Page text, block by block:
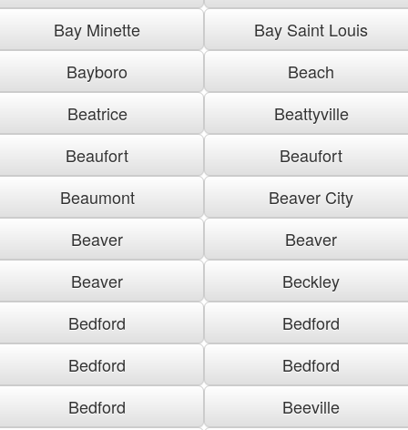
Bay Minette
Bay Saint Louis
Bayboro
Beach
Beatrice
Beattyville
Beaufort
Beaufort
Beaumont
Beaver City
Beaver
Beaver
Beaver
Beckley
Bedford
Bedford
Bedford
Bedford
Bedford
Beeville